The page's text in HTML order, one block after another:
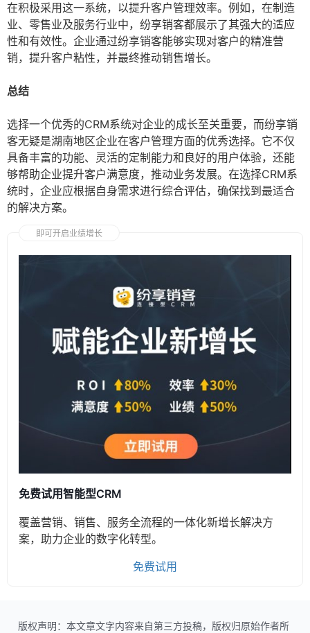
在积极采用这一系统，以提升客户管理效率。例如，在制造
业、零售业及服务行业中，纷享销客都展示了其强大的适应
性和有效性。企业通过纷享销客能够实现对客户的精准营
销，提升客户粘性，并最终推动销售增长。
总结
选择一个优秀的CRM系统对企业的成长至关重要，而纷享销
客无疑是湖南地区企业在客户管理方面的优秀选择。它不仅
具备丰富的功能、灵活的定制能力和良好的用户体验，还能
够帮助企业提升客户满意度，推动业务发展。在选择CRM系
统时，企业应根据自身需求进行综合评估，确保找到最适合
的解决方案。
即可开启业绩增长
免费试用智能型CRM
覆盖营销、销售、服务全流程的一体化新增长解决方
案，助力企业的数字化转型。
免费试用
版权声明：本文章文字内容来自第三方投稿，版权归原始作者所